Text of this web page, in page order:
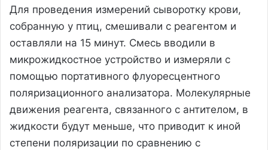
Для проведения измерений сыворотку крови,
собранную у птиц, смешивали с реагентом и
оставляли на 15 минут. Смесь вводили в
микрожидкостное устройство и измеряли с
помощью портативного флуоресцентного
поляризационного анализатора. Молекулярные
движения реагента, связанного с антителом, в
жидкости будут меньше, что приводит к иной
степени поляризации по сравнению с